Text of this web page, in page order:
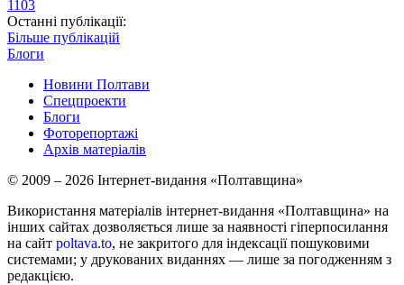
1103
Останні публікації:
Більше публікацій
Блоги
Новини Полтави
Спецпроекти
Блоги
Фоторепортажі
Архів матеріалів
© 2009 – 2026 Інтернет-видання «Полтавщина»
Використання матеріалів інтернет-видання «Полтавщина» на
інших сайтах дозволяється лише за наявності гіперпосилання
на сайт poltava.to, не закритого для індексації пошуковими
системами; у друкованих виданнях — лише за погодженням з
редакцією.